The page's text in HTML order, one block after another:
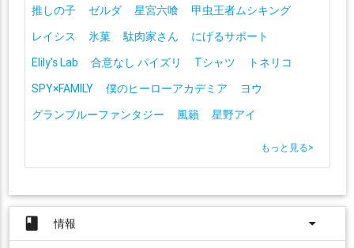
推しの子
ゼルダ 星宮六喰
甲虫王者ムシキング
レイシス
氷菓 駄肉家さん
にげるサポート
Elily's Lab
合意なし パイズリ Tシャツ
トネリコ
SPY×FAMILY
僕のヒーローアカデミア
ヨウ
グランブルーファンタジー
風籟 星野アイ
もっと見る>
book 情報
arrow_drop_down